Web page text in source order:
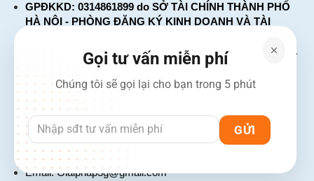
GPĐKKD: 0314861899 do SỞ TÀI CHÍNH THÀNH PHỐ
HÀ NỘI - PHÒNG ĐĂNG KÝ KINH DOANH VÀ TÀI
CHÍNH DOANH NGHIỆP cấp. Đăng ký lần đầu: ngày 26
tháng 01 năm 2018. Đăng ký thay đổi lần thứ: 4, ngày 31
tháng 03 năm 2026
226 Đường Láng, Đống Đa, Hà Nội
137 Đường Hòa Hưng, Phường 12, Quận 10, TP. Hồ Chí
Minh
Hotline: 1900 2106 - 0386 001 001
Email:Giaiphap3g@gmail.com
Gọi tư vấn miễn phí
Chúng tôi sẽ gọi lại cho bạn trong 5 phút